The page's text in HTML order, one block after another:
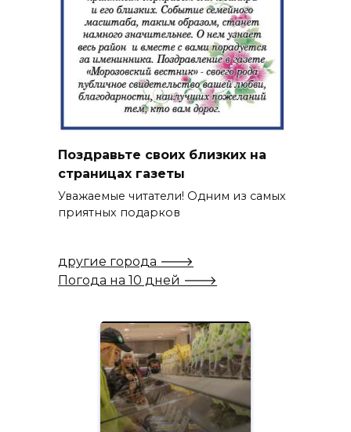
Поздравьте своих близких на
страницах газеты
Уважаемые читатели! Одним из самых
приятных подарков
другие города 🡒
Погода на 10 дней 🡒